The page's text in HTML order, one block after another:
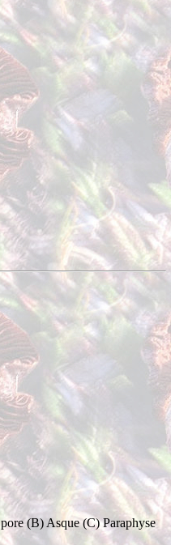
(B) Asque (C) Paraphyse